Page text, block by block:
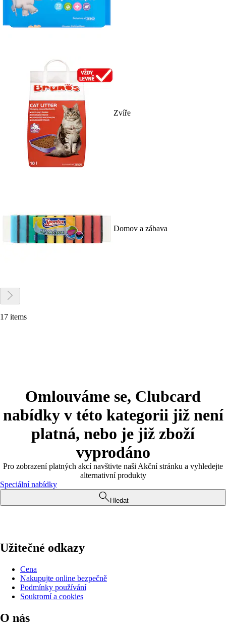
Zvíře
Domov a zábava
17 items
Omlouváme se, Clubcard
nabídky v této kategorii již není
platná, nebo je již zboží
vyprodáno
Pro zobrazení platných akcí navštivte naši Akční stránku a vyhledejte
alternativní produkty
Speciální nabídky
Hledat
Užitečné odkazy
Cena
Nakupujte online bezpečně
Podmínky používání
Soukromí a cookies
O nás